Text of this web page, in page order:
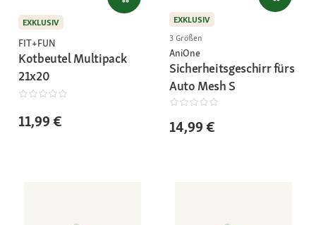
EXKLUSIV
FIT+FUN
Kotbeutel Multipack
21x20
11,99 €
EXKLUSIV
3 Größen
AniOne
Sicherheitsgeschirr fürs
Auto Mesh S
14,99 €